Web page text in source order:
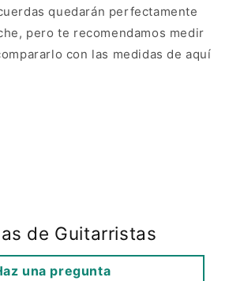
quedarán perfectamente
pero te recomendamos medir
con las medidas de aquí
de Guitarristas
una pregunta